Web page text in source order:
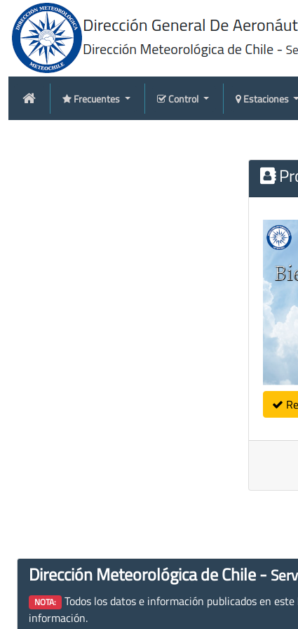
Frecuentes Control Estaciones
Dirección Meteorológica de Chile -
NOTA: Todos los datos e información publicados en
información.